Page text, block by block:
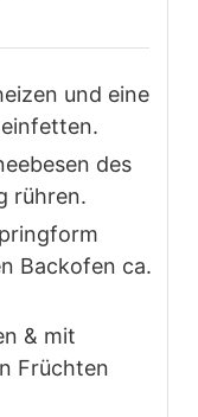
und eine
des
rühren.
Backofen ca.
& mit
Früchten